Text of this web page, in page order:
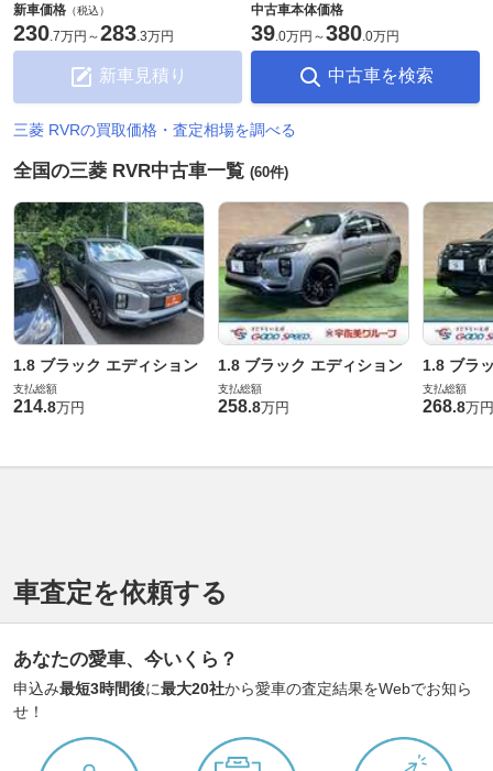
新車価格 （税込）
230.7万円 ～283.3万円
新車見積り
中古車本体価格
39.0万円 ～380.0万円
中古車を検索
三菱 RVRの買取価格・査定相場を調べる
全国の三菱 RVR中古車一覧 (60件)
1.8 ブラック エディション
支払総額
214.8万円
1.8 ブラック エディション
支払総額
258.8万円
1.8 ブラ
支払総額
268.8万円
車査定を依頼する
あなたの愛車、今いくら？
申込み最短3時間後に最大20社から愛車の査定結果をWebでお知ら
せ！